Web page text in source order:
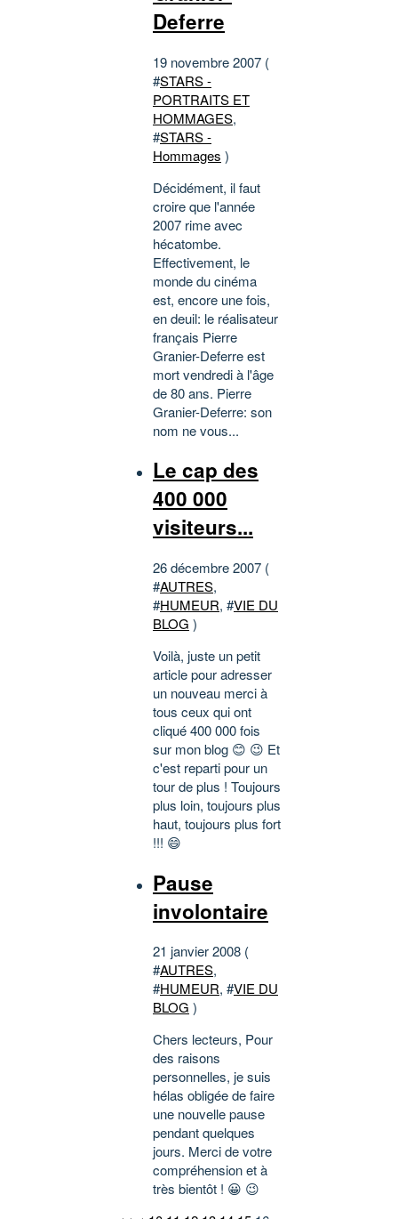
Deferre
19 novembre 2007 (
#STARS -
PORTRAITS ET
HOMMAGES,
#STARS -
Hommages )
Décidément, il faut
croire que l'année
2007 rime avec
hécatombe.
Effectivement, le
monde du cinéma
est, encore une fois,
en deuil: le réalisateur
français Pierre
Granier-Deferre est
mort vendredi à l'âge
de 80 ans. Pierre
Granier-Deferre: son
nom ne vous...
Le cap des
400 000
visiteurs...
26 décembre 2007 (
#AUTRES,
#HUMEUR, #VIE DU
BLOG )
Voilà, juste un petit
article pour adresser
un nouveau merci à
tous ceux qui ont
cliqué 400 000 fois
sur mon blog 😊 😉 Et
c'est reparti pour un
tour de plus ! Toujours
plus loin, toujours plus
haut, toujours plus fort
!!! 😄
Pause
involontaire
21 janvier 2008 (
#AUTRES,
#HUMEUR, #VIE DU
BLOG )
Chers lecteurs, Pour
des raisons
personnelles, je suis
hélas obligée de faire
une nouvelle pause
pendant quelques
jours. Merci de votre
compréhension et à
très bientôt ! 😀 😉